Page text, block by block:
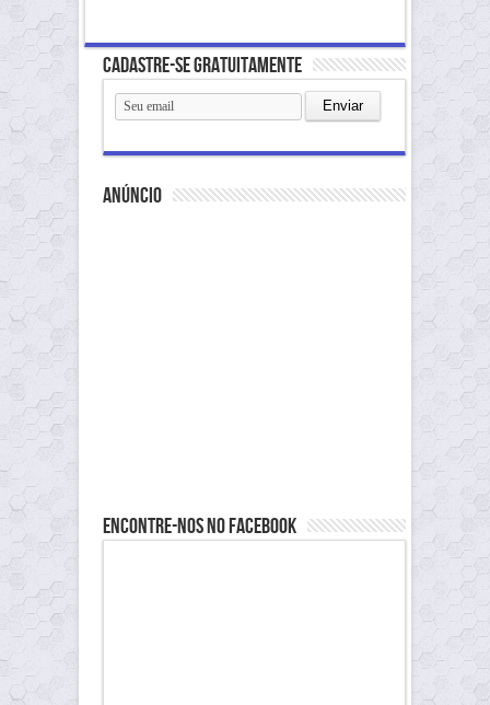
Cadastre-se gratuitamente
anúncio
Encontre-nos no Facebook